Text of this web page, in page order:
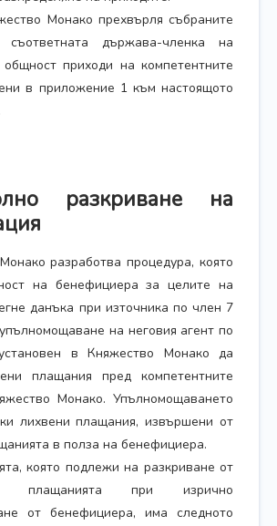
Монако прехвърля събраните
държава-членка на
общност приходи на компетентните
в приложение 1 към настоящото
разкриване на
разработва процедура, която
на бенефициера за целите на
данъка при източника по член 7
на неговия агент по
в Княжество Монако да
плащания пред компетентните
Монако. Упълномощаването
лихвени плащания, извършени от
в полза на бенефициера.
която подлежи на разкриване от
плащанията при изрично
от бенефициера, има следното